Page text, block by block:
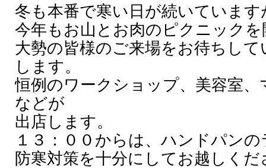
冬も本番で寒い日が続いています
今年もお山とお肉のピクニック
大勢の皆様のご来場をお待ちし
します。
恒例のワークショップ、美容室
などが
出店します。
１３：００からは、ハンドパン
防寒対策を十分にしてお越しくだ